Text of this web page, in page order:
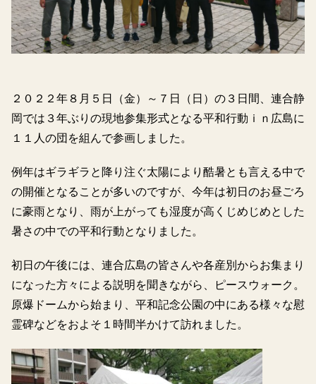
２０２２年８月５日（金）～７日（日）の３日間、連合静
岡では３年ぶりの現地参集形式となる平和行動ｉｎ広島に
１１人の団を組んで参画しました。
例年はギラギラと降り注ぐ太陽により酷暑とも言える中で
の開催となることが多いのですが、今年は初日のお昼ごろ
に豪雨となり、雨が上がっても湿度が高くじめじめとした
暑さの中での平和行動となりました。
初日の午後には、連合広島の皆さんや各産別からお集まり
になった方々による説明を聞きながら、ピースウォーク。
原爆ドームから始まり、平和記念公園の中にある様々な慰
霊碑などをおよそ１時間半かけて訪れました。